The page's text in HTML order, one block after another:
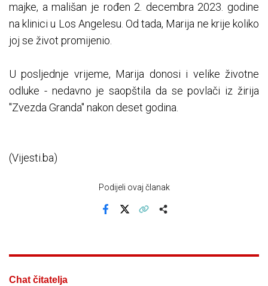
majke, a mališan je rođen 2. decembra 2023. godine
na klinici u Los Angelesu. Od tada, Marija ne krije koliko
joj se život promijenio.
U posljednje vrijeme, Marija donosi i velike životne
odluke - nedavno je saopštila da se povlači iz žirija
"Zvezda Granda" nakon deset godina.
(Vijesti.ba)
Podijeli ovaj članak
Chat čitatelja